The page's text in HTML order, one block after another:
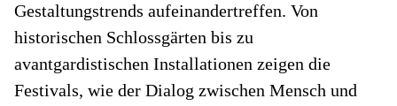
Gestaltungstrends aufeinandertreffen. Von
historischen Schlossgärten bis zu
avantgardistischen Installationen zeigen die
Festivals, wie der Dialog zwischen Mensch und